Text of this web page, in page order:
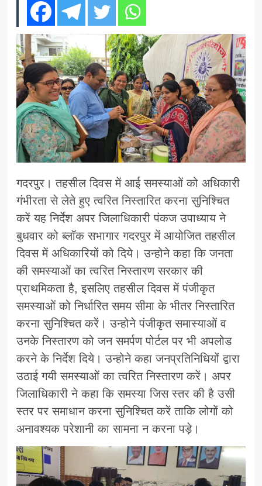
गदरपुर। तहसील दिवस में आई समस्याओं को अधिकारी
गंभीरता से लेते हुए त्वरित निस्तारित करना सुनिश्चित
करें यह निर्देश अपर जिलाधिकारी पंकज उपाध्याय ने
बुधवार को ब्लॉक सभागार गदरपुर में आयोजित तहसील
दिवस में अधिकारियों को दिये। उन्होने कहा कि जनता
की समस्याओं का त्वरित निस्तारण सरकार की
प्राथमिकता है, इसलिए तहसील दिवस में पंजीकृत
समस्याओं को निर्धारित समय सीमा के भीतर निस्तारित
करना सुनिश्चित करें। उन्होने पंजीकृत समास्याओं व
उनके निस्तारण को जन समर्पण पोर्टल पर भी अपलोड
करने के निर्देश दिये। उन्होने कहा जनप्रतिनिधियों द्वारा
उठाई गयी समस्याओं का त्वरित निस्तारण करें। अपर
जिलाधिकारी ने कहा कि समस्या जिस स्तर की है उसी
स्तर पर समाधान करना सुनिश्चित करें ताकि लोगों को
अनावश्यक परेशानी का सामना न करना पड़े।